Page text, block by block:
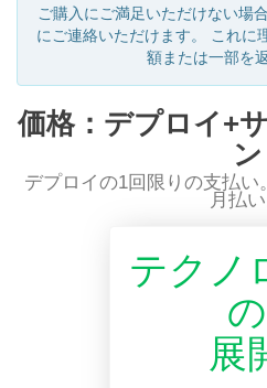
ご購入にご満足いただけない場
にご連絡いただけます。 これに
額または一部を
価格：デプロイ+
ン
デプロイの1回限りの支払
月払い
テクノ
の
展